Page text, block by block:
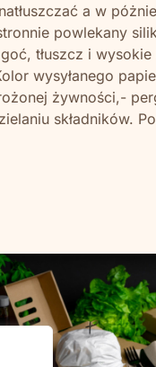
a w
powlekany
tłuszcz i
wysyłanego
żywności,-
składników.